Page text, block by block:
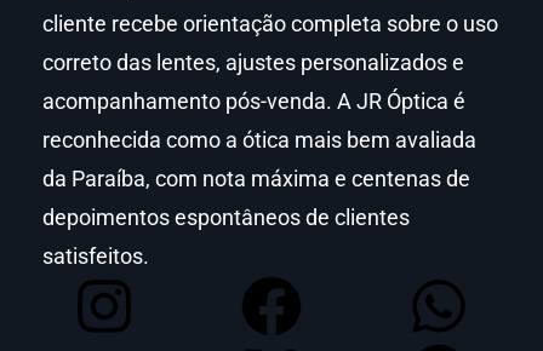
cliente recebe orientação completa sobre o uso
correto das lentes, ajustes personalizados e
acompanhamento pós-venda. A JR Óptica é
reconhecida como a ótica mais bem avaliada
da Paraíba, com nota máxima e centenas de
depoimentos espontâneos de clientes
satisfeitos.